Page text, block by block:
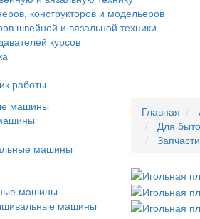
конструкторов и модельеров
швейной и вязальной техники
курсов
работы
машины
машины
машины
машины
Главная
Для